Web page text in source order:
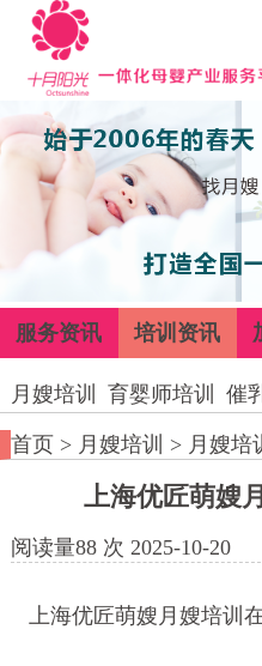
服务资讯 培训资讯
月嫂培训 育婴师培训 催
首页> 月嫂培训 > 月嫂培
上海优匠萌嫂
阅读量88 次 2025-10-20
上海优匠萌嫂月嫂培训